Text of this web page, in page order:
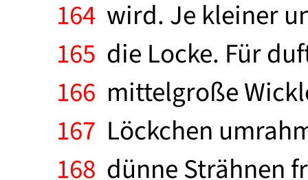
164 wird. Je kleiner
165 die Locke. Für
166 mittelgroße
167 Löckchen
168 dünne Strähnen